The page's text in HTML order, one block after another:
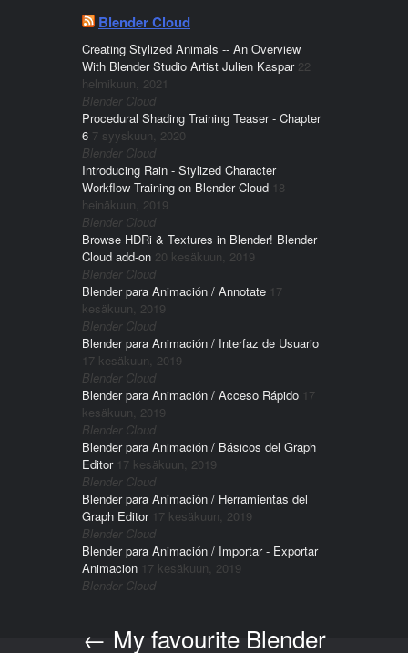
Blender Cloud
Creating Stylized Animals -- An Overview
With Blender Studio Artist Julien Kaspar 22
helmikuun, 2021
Blender Cloud
Procedural Shading Training Teaser - Chapter
6 7 syyskuun, 2020
Blender Cloud
Introducing Rain - Stylized Character
Workflow Training on Blender Cloud 18
heinäkuun, 2019
Blender Cloud
Browse HDRi & Textures in Blender! Blender
Cloud add-on 20 kesäkuun, 2019
Blender Cloud
Blender para Animación / Annotate 17
kesäkuun, 2019
Blender Cloud
Blender para Animación / Interfaz de Usuario
17 kesäkuun, 2019
Blender Cloud
Blender para Animación / Acceso Rápido 17
kesäkuun, 2019
Blender Cloud
Blender para Animación / Básicos del Graph
Editor 17 kesäkuun, 2019
Blender Cloud
Blender para Animación / Herramientas del
Graph Editor 17 kesäkuun, 2019
Blender Cloud
Blender para Animación / Importar - Exportar
Animacion 17 kesäkuun, 2019
Blender Cloud
Post navigation
← My favourite Blender